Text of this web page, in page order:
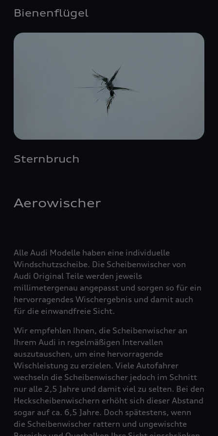
Bienenflügel
Sternbruch
Aerowischer
Alle Audi Modelle haben eine individuelle
Windschutzscheibe. Die Scheibenwischer von
Audi Original Teile werden jeweils
millimetergenau angepasst und sorgen so für ein
hervorragendes Wischergebnis und damit auch
für die einwandfreie Sicht.
Wir empfehlen Ihnen, die Scheibenwischer an
Ihrem Audi in regelmäßigen Intervallen
auszutauschen, um eine hervorragende
Wischleistung zu erzielen. Viele Autofahrer
wechseln die Scheibenwischer jedoch im Schnitt
nur alle 2,5 Jahre und damit viel zu selten. Bei den
Heckscheibenwischern erhöht sich dieser Abstand
sogar auf ca. 6,5 Jahre. Doch spätestens, wenn
die Scheibenwischer rattern und ungewischte